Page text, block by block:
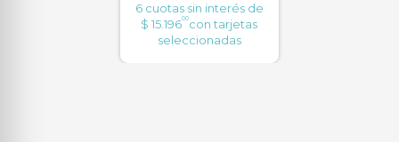
6cuotas sin interés de
$ 15.19600con tarjetas
seleccionadas